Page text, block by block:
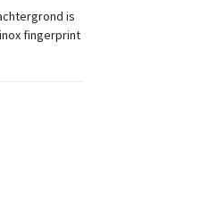
is
fingerprint